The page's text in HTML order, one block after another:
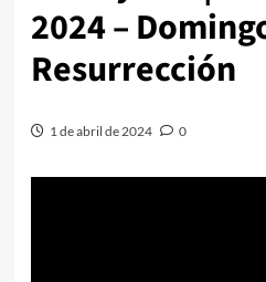
2024 –
Resurrección
1 de abril de 2024 0